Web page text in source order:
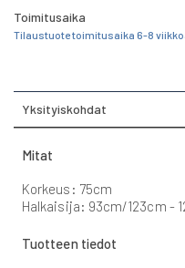
Toimitusaika
Tilaustuote toimitusaika 6-8
Yksityiskohdat
Mitat
Korkeus: 75cm
Halkaisija: 93cm/123cm -
Tuotteen tiedot